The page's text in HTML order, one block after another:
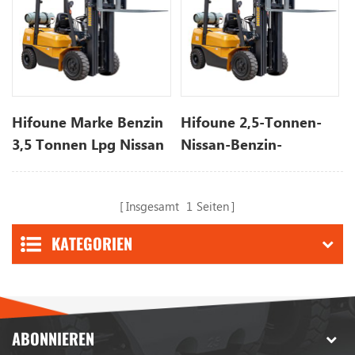
Hifoune Marke Benzin
3,5 Tonnen Lpg Nissan
Motor Gas
Hifoune 2,5-Tonnen-
Nissan-Benzin-
Flüssiggas-
verkaufen | Hifoune-
Insgesamt 1 Seiten
KATEGORIEN
ABONNIEREN